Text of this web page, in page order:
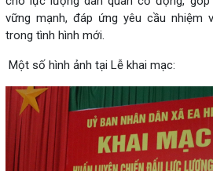
vững mạnh, đáp ứng yêu cầu nhiệm
trong tình hình mới.
Một số hình ảnh tại Lễ khai mạc: